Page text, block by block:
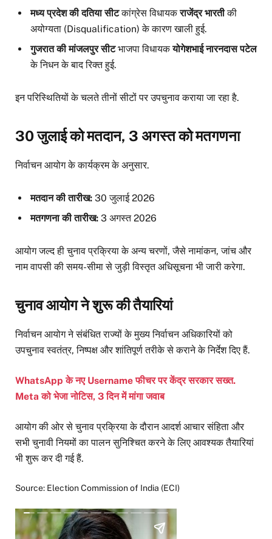
मध्य प्रदेश की दतिया सीटकांग्रेस विधायकराजेंद्र भारतीकी
अयोग्यता (Disqualification) के कारण खाली हुई.
गुजरात की मांजलपुर सीटभाजपा विधायकयोगेशभाई नारनदास पटेल
के निधन के बाद रिक्त हुई.
इन परिस्थितियों के चलते तीनों सीटों पर उपचुनाव कराया जा रहा है.
30 जुलाई को मतदान, 3 अगस्त को मतगणना
निर्वाचन आयोग के कार्यक्रम के अनुसार.
मतदान की तारीख: 30 जुलाई 2026
मतगणना की तारीख: 3 अगस्त 2026
आयोग जल्द ही चुनाव प्रक्रिया के अन्य चरणों, जैसे नामांकन, जांच और
नाम वापसी की समय-सीमा से जुड़ी विस्तृत अधिसूचना भी जारी करेगा.
चुनाव आयोग ने शुरू की तैयारियां
निर्वाचन आयोग ने संबंधित राज्यों के मुख्य निर्वाचन अधिकारियों को
उपचुनाव स्वतंत्र, निष्पक्ष और शांतिपूर्ण तरीके से कराने के निर्देश दिए हैं.
WhatsApp के नए Username फीचर पर केंद्र सरकार सख्त.
Meta को भेजा नोटिस, 3 दिन में मांगा जवाब
आयोग की ओर से चुनाव प्रक्रिया के दौरान आदर्श आचार संहिता और
सभी चुनावी नियमों का पालन सुनिश्चित करने के लिए आवश्यक तैयारियां
भी शुरू कर दी गई हैं.
Source: Election Commission of India (ECI)